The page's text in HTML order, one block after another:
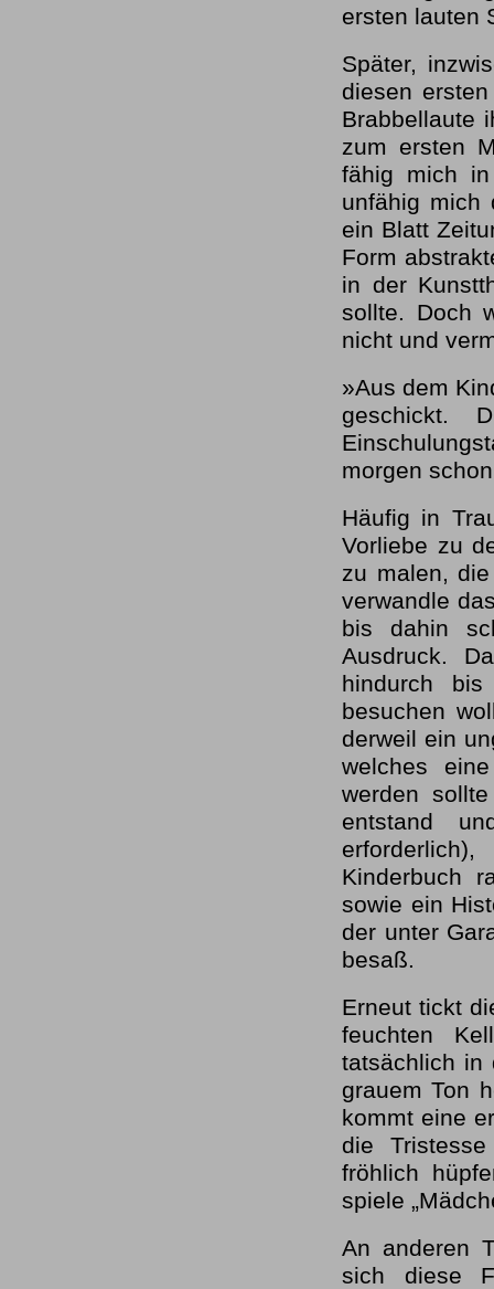
ersten lauten
Später,
diesen
Brabbellaute
zum ersten
fähig mich
unfähig mich
ein Blatt
Form
in der
sollte. Doch
nicht und
»Aus dem
geschickt.
morgen
Häufig in
Vorliebe zu
zu malen,
verwandle
bis dahin
Ausdruck.
hindurch
besuchen
derweil ein
welches
werden
entstand
Kinderbuch
sowie ein
der unter
besaß.
Erneut tickt
feuchten
tatsächlich in
grauem Ton
kommt eine
die
fröhlich
spiele
An anderen
sich diese